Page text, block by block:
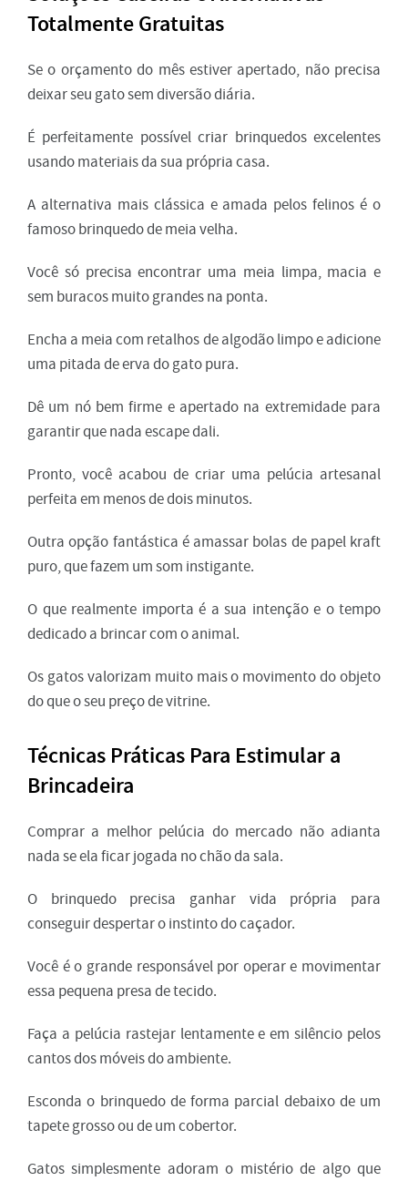
Totalmente Gratuitas
Se o orçamento do mês estiver apertado, não precisa
deixar seu gato sem diversão diária.
É perfeitamente possível criar brinquedos excelentes
usando materiais da sua própria casa.
A alternativa mais clássica e amada pelos felinos é o
famoso brinquedo de meia velha.
Você só precisa encontrar uma meia limpa, macia e
sem buracos muito grandes na ponta.
Encha a meia com retalhos de algodão limpo e adicione
uma pitada de erva do gato pura.
Dê um nó bem firme e apertado na extremidade para
garantir que nada escape dali.
Pronto, você acabou de criar uma pelúcia artesanal
perfeita em menos de dois minutos.
Outra opção fantástica é amassar bolas de papel kraft
puro, que fazem um som instigante.
O que realmente importa é a sua intenção e o tempo
dedicado a brincar com o animal.
Os gatos valorizam muito mais o movimento do objeto
do que o seu preço de vitrine.
Técnicas Práticas Para Estimular a
Brincadeira
Comprar a melhor pelúcia do mercado não adianta
nada se ela ficar jogada no chão da sala.
O brinquedo precisa ganhar vida própria para
conseguir despertar o instinto do caçador.
Você é o grande responsável por operar e movimentar
essa pequena presa de tecido.
Faça a pelúcia rastejar lentamente e em silêncio pelos
cantos dos móveis do ambiente.
Esconda o brinquedo de forma parcial debaixo de um
tapete grosso ou de um cobertor.
Gatos simplesmente adoram o mistério de algo que